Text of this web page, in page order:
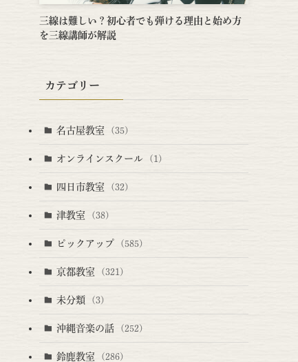
三線は難しい？初心者でも弾ける理由と始め方
を三線講師が解説
カテゴリー
名古屋教室 (35)
オンラインスクール (1)
四日市教室 (32)
津教室 (38)
ピックアップ (585)
京都教室 (321)
未分類 (3)
沖縄音楽の話 (252)
鈴鹿教室 (286)